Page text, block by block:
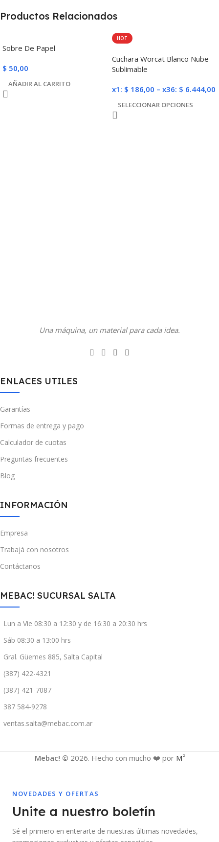
Productos Relacionados
Sobre De Papel
$ 50,00
AÑADIR AL CARRITO
HOT
Cuchara Worcat Blanco Nube
Sublimable
x1: $ 186,00 – x36: $ 6.444,00
SELECCIONAR OPCIONES
Una máquina, un material para cada idea.
ENLACES UTILES
Garantías
Formas de entrega y pago
Calculador de cuotas
Preguntas frecuentes
Blog
INFORMACIÓN
Empresa
Trabajá con nosotros
Contáctanos
MEBAC! SUCURSAL SALTA
Lun a Vie 08:30 a 12:30 y de 16:30 a 20:30 hrs
Sáb 08:30 a 13:00 hrs
Gral. Güemes 885, Salta Capital
(387) 422-4321
(387) 421-7087
387 584-9278
ventas.salta@mebac.com.ar
Mebac! © 2026. Hecho con mucho ❤️ por M 2
NOVEDADES Y OFERTAS
Unite a nuestro boletín
Sé el primero en enterarte de nuestras últimas novedades,